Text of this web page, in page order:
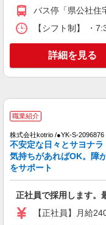
善手
によ
間）
手当
（上記給与
歓迎
者研
神
キープ
や膝
横
職業紹介
株式会社kotrio /●YK-S-
バス停「県公社
【シフト制】 ・
詳細を見る
職業紹介
株式会社kotrio /●YK-S-2096876
不安定な日々とサヨナ
気持ちがあればOK。障
をサポート
正社員で採用します。
【正社員】月給